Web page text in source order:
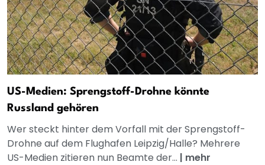
US-Medien: Sprengstoff-Drohne könnte
Russland gehören
Wer steckt hinter dem Vorfall mit der Sprengstoff-
Drohne auf dem Flughafen Leipzig/Halle? Mehrere
US-Medien zitieren nun Beamte der... | mehr